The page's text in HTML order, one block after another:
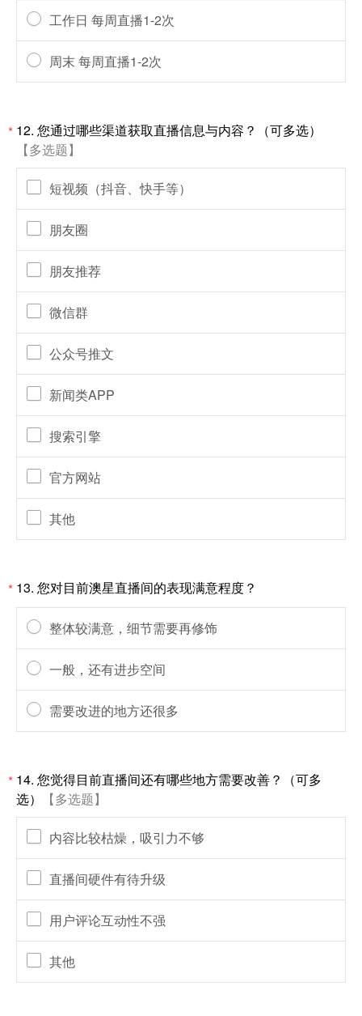
工作日 每周直播1-2次
周末 每周直播1-2次
* 12. 您通过哪些渠道获取直播信息与内容？（可多选）
【多选题】
短视频（抖音、快手等）
朋友圈
朋友推荐
微信群
公众号推文
新闻类APP
搜索引擎
官方网站
其他
* 13. 您对目前澳星直播间的表现满意程度？
整体较满意，细节需要再修饰
一般，还有进步空间
需要改进的地方还很多
* 14. 您觉得目前直播间还有哪些地方需要改善？（可多
选）
【多选题】
内容比较枯燥，吸引力不够
直播间硬件有待升级
用户评论互动性不强
其他